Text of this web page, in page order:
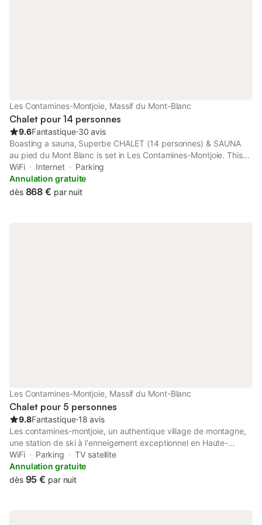
Les Contamines-Montjoie, Massif du Mont-Blanc
Chalet pour 14 personnes
9.6Fantastique⋅30 avis
Boasting a sauna, Superbe CHALET (14 personnes) & SAUNA
au pied du Mont Blanc is set in Les Contamines-Montjoie. This
property offers access to a terrace, free private parking and
free WiFi. The chalet has a sauna and free shuttle service.
WiFi Internet
Parking
Annulation gratuite
dès 868 € par nuit
Les Contamines-Montjoie, Massif du Mont-Blanc
Chalet pour 5 personnes
9.8Fantastique⋅18 avis
Les contamines-montjoie, un authentique village de montagne,
une station de ski à l'enneigement exceptionnel en Haute-
savoie. a 5 mn à pied du centre du village et à 5 mn en navette
gratuite du départ des remontées mécaniques, le chalet les
sapins vous accueille chaleureusement dans son appartement 3
WiFi Parking
TV satellite
Annulation gratuite
dès 95 € par nuit